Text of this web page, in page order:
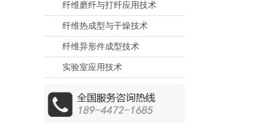
纤维磨纤与打纤应用技术
纤维热成型与干燥技术
纤维异形件成型技术
实验室应用技术